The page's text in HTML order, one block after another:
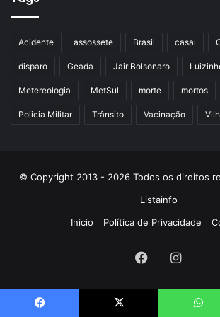
Acidente assossete Brasil casal
disparo Geada Jair Bolsonaro
Metereologia MetSul morte mortos
Policia Militar Trânsito Vacinação
© Copyright 2013 - 2026 Todos os direitos
Listainfo
Inicio
Política de Privacidade
Facebook